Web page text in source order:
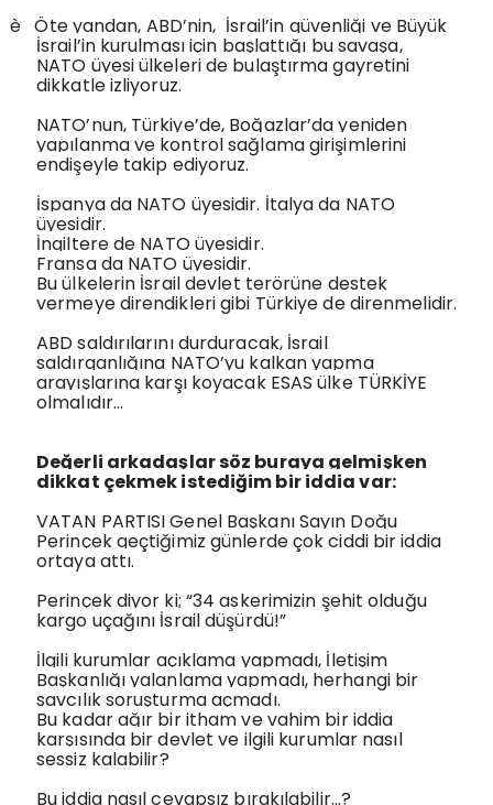
è Öte yandan, ABD’nin, İsrail’in güvenliği ve Büyük
İsrail’in kurulması için başlattığı bu savaşa,
NATO üyesi ülkeleri de bulaştırma gayretini
dikkatle izliyoruz.
NATO’nun, Türkiye’de, Boğazlar’da yeniden
yapılanma ve kontrol sağlama girişimlerini
endişeyle takip ediyoruz.
İspanya da NATO üyesidir. İtalya da NATO
üyesidir.
İngiltere de NATO üyesidir.
Fransa da NATO üyesidir.
Bu ülkelerin İsrail devlet terörüne destek
vermeye direndikleri gibi Türkiye de direnmelidir.
ABD saldırılarını durduracak, İsrail
saldırganlığına NATO’yu kalkan yapma
arayışlarına karşı koyacak ESAS ülke TÜRKİYE
olmalıdır…
Değerli arkadaşlar söz buraya gelmişken
dikkat çekmek istediğim bir iddia var:
VATAN PARTISI Genel Başkanı Sayın Doğu
Perinçek geçtiğimiz günlerde çok ciddi bir iddia
ortaya attı.
Perinçek diyor ki; “34 askerimizin şehit olduğu
kargo uçağını İsrail düşürdü!”
İlgili kurumlar açıklama yapmadı, İletişim
Başkanlığı yalanlama yapmadı, herhangi bir
savcılık soruşturma açmadı.
Bu kadar ağır bir itham ve vahim bir iddia
karşısında bir devlet ve ilgili kurumlar nasıl
sessiz kalabilir?
Bu iddia nasıl cevapsız bırakılabilir…?